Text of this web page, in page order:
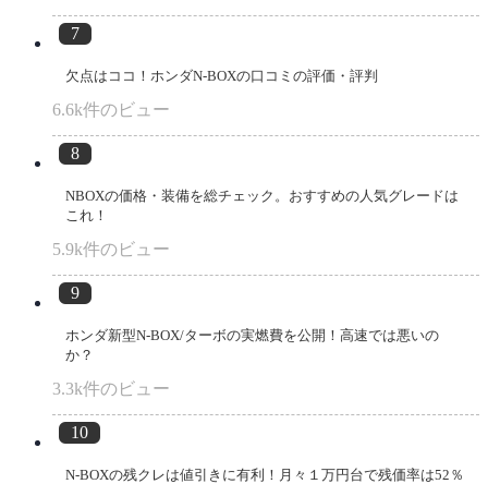
欠点はココ！ホンダN-BOXの口コミの評価・評判
6.6k件のビュー
NBOXの価格・装備を総チェック。おすすめの人気グレードは
これ！
5.9k件のビュー
ホンダ新型N-BOX/ターボの実燃費を公開！高速では悪いの
か？
3.3k件のビュー
N-BOXの残クレは値引きに有利！月々１万円台で残価率は52％